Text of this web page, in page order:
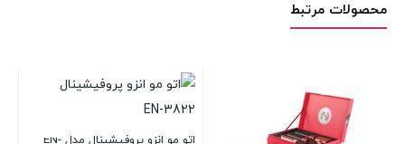
محصولات مرتبط
اتو مو انزو پروفیشینال مدل EN- سشوار برس‌دار انزو مدل EN-4123 سشوار گوسونیک مدل GHD -224